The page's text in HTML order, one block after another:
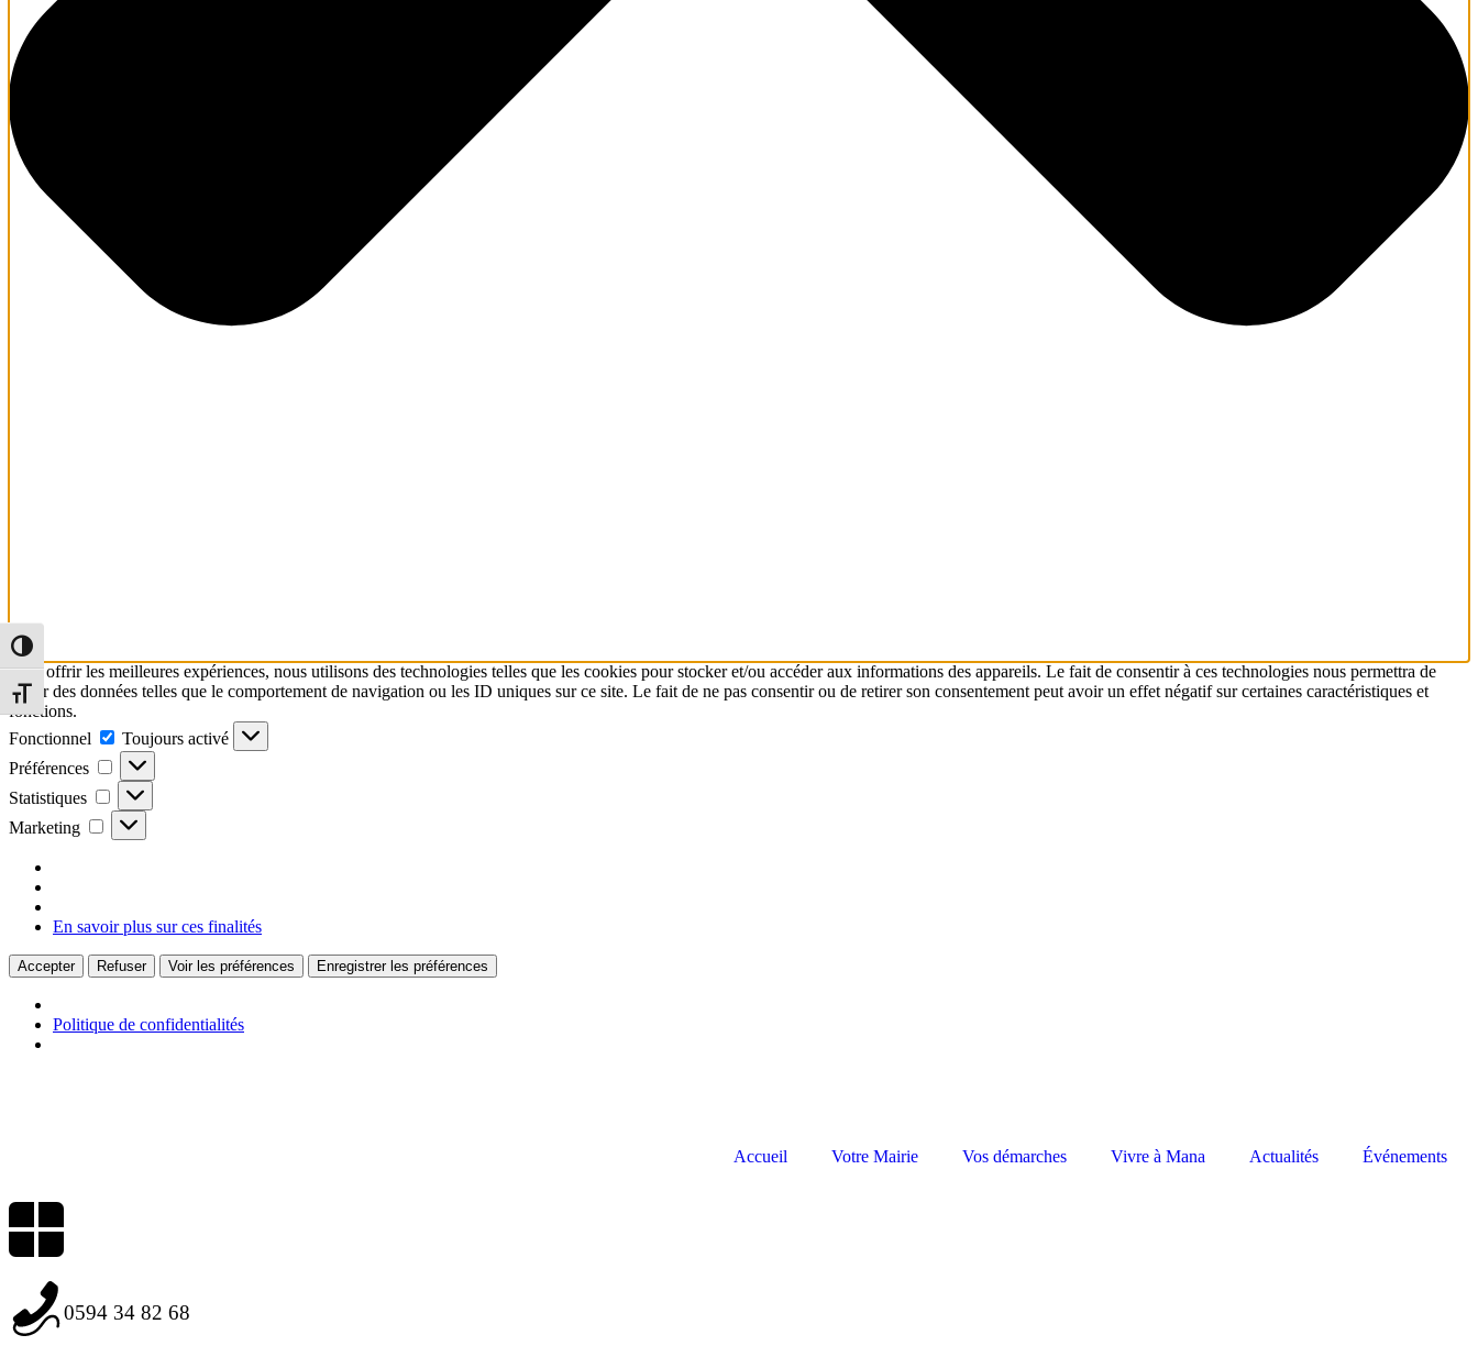
Pour offrir les meilleures expériences, nous utilisons des technologies telles que les cookies pour stocker et/ou accéder aux informations des appareils. Le fait de consentir à ces technologies nous permettra de
traiter des données telles que le comportement de navigation ou les ID uniques sur ce site. Le fait de ne pas consentir ou de retirer son consentement peut avoir un effet négatif sur certaines caractéristiques et
fonctions.
Fonctionnel
Toujours activé
Préférences
Statistiques
Marketing
En savoir plus sur ces finalités
Accepter Refuser Voir les préférences Enregistrer les préférences
Politique de confidentialités
Passer en contraste élevé
Changer la taille de la police
Accueil Votre Mairie Vos démarches Vivre à Mana Actualités Événements
0594 34 82 68